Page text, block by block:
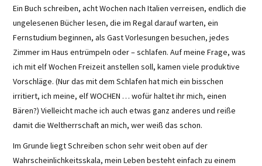
Ein Buch schreiben, acht Wochen nach Italien verreisen, endlich die
ungelesenen Bücher lesen, die im Regal darauf warten, ein
Fernstudium beginnen, als Gast Vorlesungen besuchen, jedes
Zimmer im Haus entrümpeln oder – schlafen. Auf meine Frage, was
ich mit elf Wochen Freizeit anstellen soll, kamen viele produktive
Vorschläge. (Nur das mit dem Schlafen hat mich ein bisschen
irritiert, ich meine, elf WOCHEN … wofür haltet ihr mich, einen
Bären?) Vielleicht mache ich auch etwas ganz anderes und reiße
damit die Weltherrschaft an mich, wer weiß das schon.
Im Grunde liegt Schreiben schon sehr weit oben auf der
Wahrscheinlichkeitsskala, mein Leben besteht einfach zu einem